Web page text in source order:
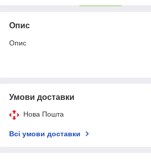
Опис
Опис
Умови доставки
Нова Пошта
Всі умови доставки